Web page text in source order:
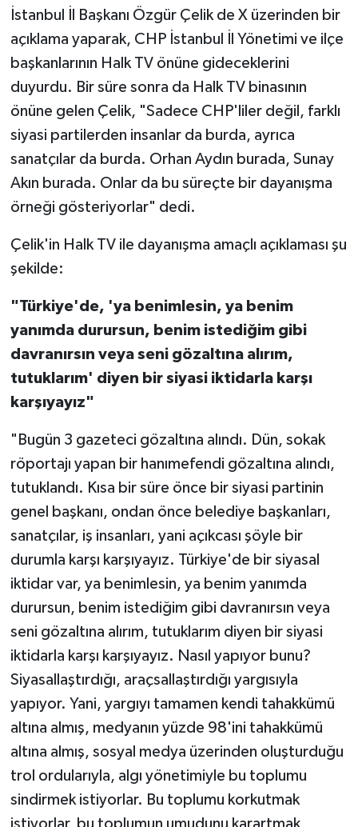
İstanbul İl Başkanı Özgür Çelik de X üzerinden bir
açıklama yaparak, CHP İstanbul İl Yönetimi ve ilçe
başkanlarının Halk TV önüne gideceklerini
duyurdu. Bir süre sonra da Halk TV binasının
önüne gelen Çelik, "Sadece CHP'liler değil, farklı
siyasi partilerden insanlar da burda, ayrıca
sanatçılar da burda. Orhan Aydın burada, Sunay
Akın burada. Onlar da bu süreçte bir dayanışma
örneği gösteriyorlar" dedi.
Çelik'in Halk TV ile dayanışma amaçlı açıklaması şu
şekilde:
"Türkiye'de, 'ya benimlesin, ya benim
yanımda durursun, benim istediğim gibi
davranırsın veya seni gözaltına alırım,
tutuklarım' diyen bir siyasi iktidarla karşı
karşıyayız"
"Bugün 3 gazeteci gözaltına alındı. Dün, sokak
röportajı yapan bir hanımefendi gözaltına alındı,
tutuklandı. Kısa bir süre önce bir siyasi partinin
genel başkanı, ondan önce belediye başkanları,
sanatçılar, iş insanları, yani açıkcası şöyle bir
durumla karşı karşıyayız. Türkiye'de bir siyasal
iktidar var, ya benimlesin, ya benim yanımda
durursun, benim istediğim gibi davranırsın veya
seni gözaltına alırım, tutuklarım diyen bir siyasi
iktidarla karşı karşıyayız. Nasıl yapıyor bunu?
Siyasallaştırdığı, araçsallaştırdığı yargısıyla
yapıyor. Yani, yargıyı tamamen kendi tahakkümü
altına almış, medyanın yüzde 98'ini tahakkümü
altına almış, sosyal medya üzerinden oluşturduğu
trol ordularıyla, algı yönetimiyle bu toplumu
sindirmek istiyorlar. Bu toplumu korkutmak
istiyorlar, bu toplumun umudunu karartmak